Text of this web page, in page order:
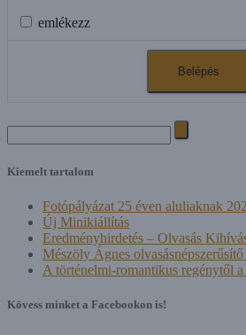
emlékezz
Search
for:
Kiemelt tartalom
Fotópályázat 25 éven aluliaknak
Új Minikiállítás
Eredményhirdetés – Olvasás
Mészöly Ágnes olvasásnépszerűsítő
A történelmi-romantikus regénytől
Kövess minket a Facebookon is!